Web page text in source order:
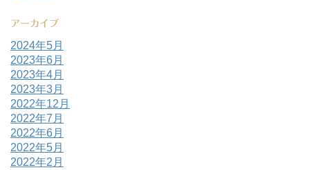
アーカイブ
2024年5月
2023年6月
2023年4月
2023年3月
2022年12月
2022年7月
2022年6月
2022年5月
2022年2月